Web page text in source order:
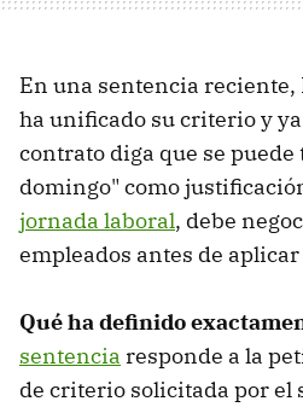
En una sentencia
ha unificado su criterio y
contrato diga que se
domingo" como
jornada laboral, debe
empleados antes de
Qué ha definido
sentencia responde a la
de criterio solicitada por el